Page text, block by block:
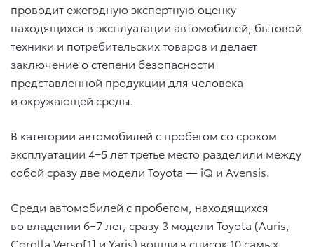
проводит ежегодную экспертную оценку
находящихся в эксплуатации автомобилей, бытовой
техники и потребительских товаров и делает
заключение о степени безопасности
представленной продукции для человека
и окружающей среды.
В категории автомобилей с пробегом со сроком
эксплуатации 4−5 лет третье место разделили между
собой сразу две модели Toyota — iQ и Avensis.
Среди автомобилей с пробегом, находящихся
во владении 6−7 лет, сразу 3 модели Toyota (Auris,
Corolla Verso[1] и Yaris) вошли в список 10 самых